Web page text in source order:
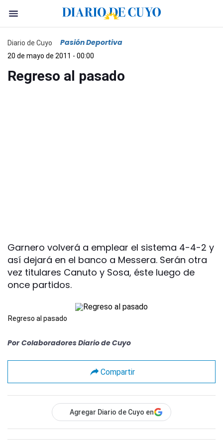
Diario de Cuyo Pasión Deportiva
20 de mayo de 2011 - 00:00
Regreso al pasado
Garnero volverá a emplear el sistema 4-4-2 y
así dejará en el banco a Messera. Serán otra
vez titulares Canuto y Sosa, éste luego de
once partidos.
Regreso al pasado
Por Colaboradores Diario de Cuyo
Compartir
Agregar Diario de Cuyo en